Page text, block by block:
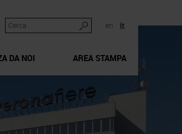
en it
DA NOI AREA STAMPA